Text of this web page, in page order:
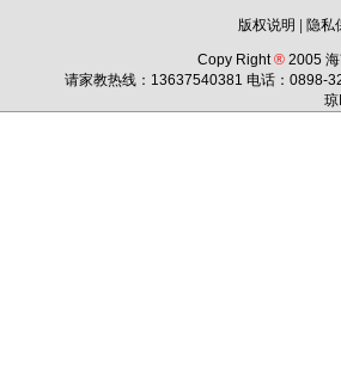
版权说明 隐私
Copy Right®2005
请家教热线：13637540381 电话： 0898-